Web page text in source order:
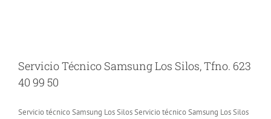
Servicio Técnico Samsung Los Silos, Tfno. 623
40 99 50
Servicio técnico Samsung Los Silos Servicio técnico Samsung Los Silos